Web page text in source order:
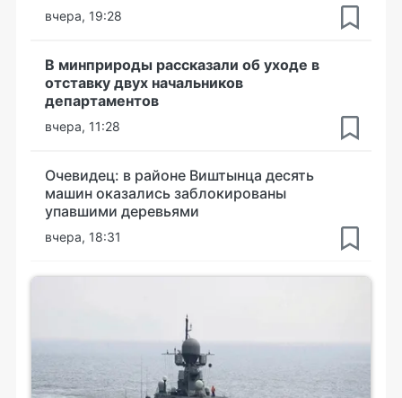
вчера, 19:28
В минприроды рассказали об уходе в
отставку двух начальников
департаментов
вчера, 11:28
Очевидец: в районе Виштынца десять
машин оказались заблокированы
упавшими деревьями
вчера, 18:31